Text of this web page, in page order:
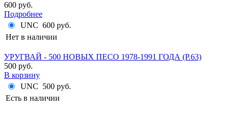
600 руб.
Подробнее
UNC 600 руб.
Нет в наличии
УРУГВАЙ - 500 НОВЫХ ПЕСО 1978-1991 ГОДА (P.63)
500 руб.
В корзину
UNC 500 руб.
Есть в наличии